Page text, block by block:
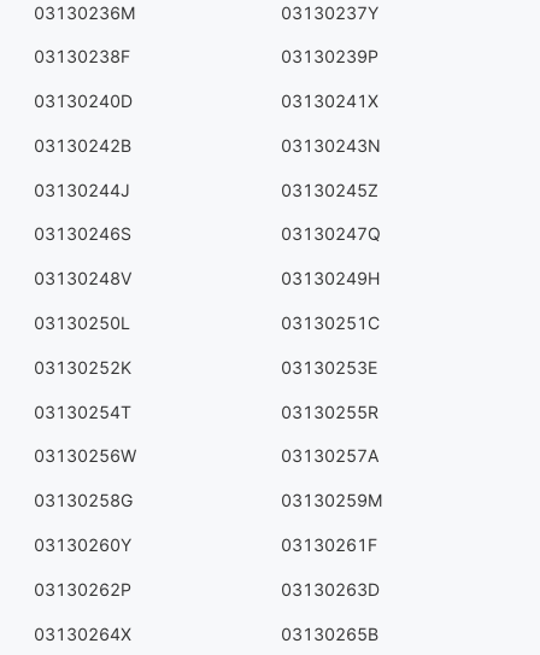
03130236M 03130237Y
03130238F 03130239P
03130240D 03130241X
03130242B 03130243N
03130244J 03130245Z
03130246S 03130247Q
03130248V 03130249H
03130250L 03130251C
03130252K 03130253E
03130254T 03130255R
03130256W 03130257A
03130258G 03130259M
03130260Y 03130261F
03130262P 03130263D
03130264X 03130265B